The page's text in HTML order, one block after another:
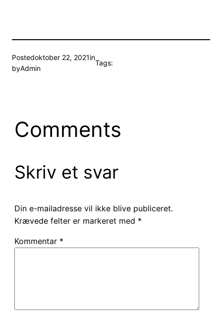
Postedoktober 22, 2021in
byAdmin
Tags:
Comments
Skriv et svar
Din e-mailadresse vil ikke blive publiceret.
Krævede felter er markeret med *
Kommentar *